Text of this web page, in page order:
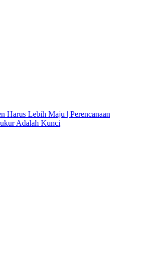
Harus Lebih Maju | Perencanaan
Adalah Kunci